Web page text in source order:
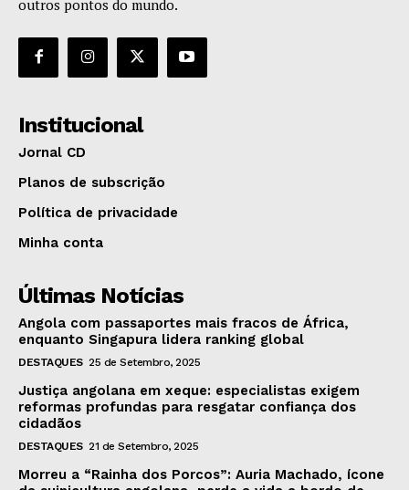
outros pontos do mundo.
Institucional
Jornal CD
Planos de subscrição
Política de privacidade
Minha conta
Últimas Notícias
Angola com passaportes mais fracos de África,
enquanto Singapura lidera ranking global
DESTAQUES 25 de Setembro, 2025
Justiça angolana em xeque: especialistas exigem
reformas profundas para resgatar confiança dos
cidadãos
DESTAQUES 21 de Setembro, 2025
Morreu a “Rainha dos Porcos”: Auria Machado, ícone